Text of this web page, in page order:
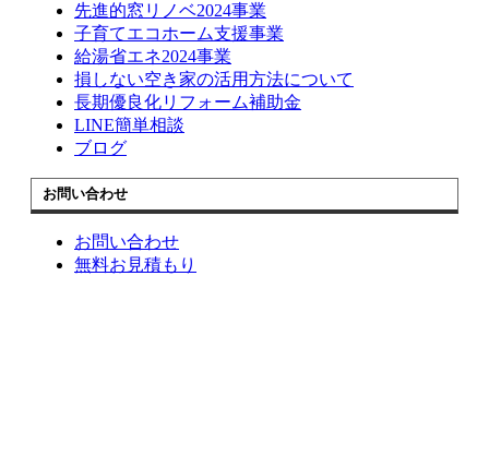
先進的窓リノベ2024事業
子育てエコホーム支援事業
給湯省エネ2024事業
損しない空き家の活用方法について
長期優良化リフォーム補助金
LINE簡単相談
ブログ
お問い合わせ
お問い合わせ
無料お見積もり